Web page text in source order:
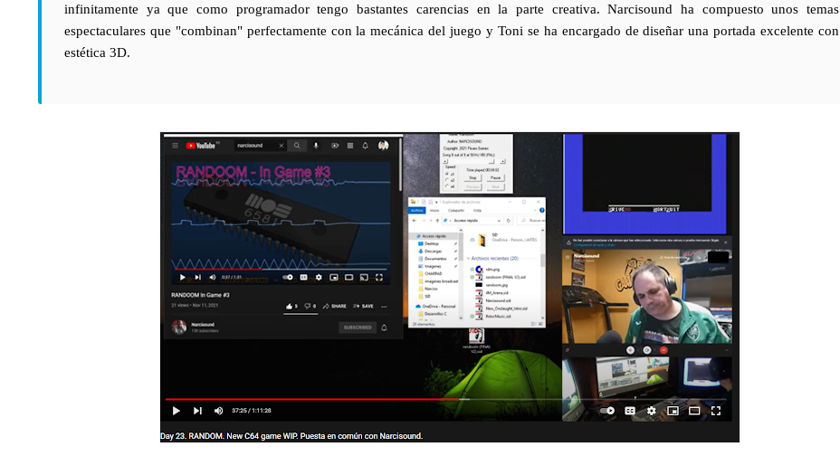
infinitamente ya que como programador tengo bastantes carencias en la parte creativa. Narcisound ha compuesto unos temas
espectaculares que "combinan" perfectamente con la mecánica del juego y Toni se ha encargado de diseñar una portada excelente con
estética 3D.